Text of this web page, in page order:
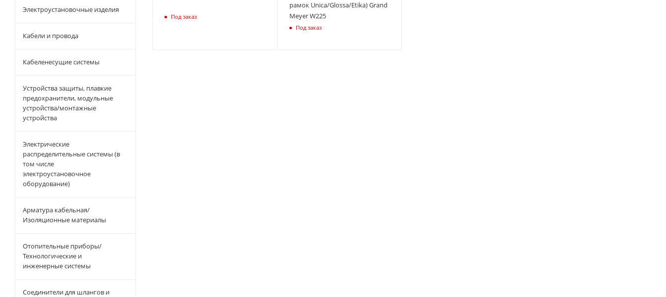
Под заказ
рамок Unica/Glossa/Etika) Grand
Meyer W225
Под заказ
Электроустановочные изделия
Кабели и провода
Кабеленесущие системы
Устройства защиты, плавкие
предохранители, модульные
устройства/монтажные
устройства
Электрические
распределительные системы (в
том числе
электроустановочное
оборудование)
Арматура кабельная/
Изоляционные материалы
Отопительные приборы/
Технологические и
инженерные системы
Соединители для шлангов и